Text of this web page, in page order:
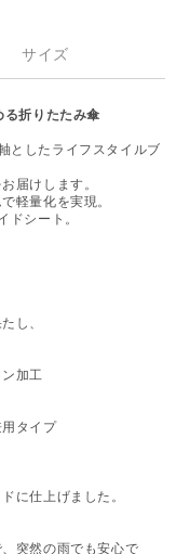
サイズ
折りたたみ傘
としたライフスタイルブ
届けします。
軽量化を実現。
ドシート。
し、
加工
タイプ
に仕上げました。
突然の雨でも安心で